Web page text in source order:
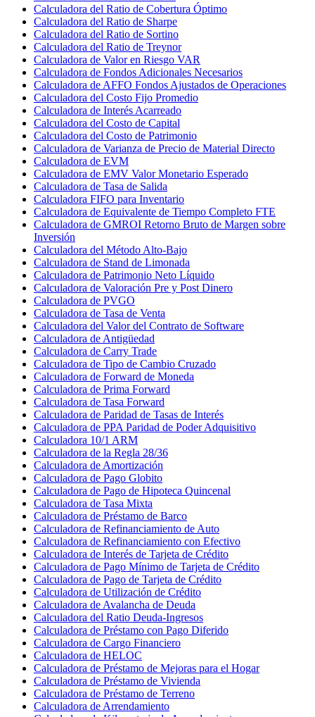
Calculadora del Ratio de Cobertura Óptimo
Calculadora del Ratio de Sharpe
Calculadora del Ratio de Sortino
Calculadora del Ratio de Treynor
Calculadora de Valor en Riesgo VAR
Calculadora de Fondos Adicionales Necesarios
Calculadora de AFFO Fondos Ajustados de Operaciones
Calculadora del Costo Fijo Promedio
Calculadora de Interés Acarreado
Calculadora del Costo de Capital
Calculadora del Costo de Patrimonio
Calculadora de Varianza de Precio de Material Directo
Calculadora de EVM
Calculadora de EMV Valor Monetario Esperado
Calculadora de Tasa de Salida
Calculadora FIFO para Inventario
Calculadora de Equivalente de Tiempo Completo FTE
Calculadora de GMROI Retorno Bruto de Margen sobre
Inversión
Calculadora del Método Alto-Bajo
Calculadora de Stand de Limonada
Calculadora de Patrimonio Neto Líquido
Calculadora de Valoración Pre y Post Dinero
Calculadora de PVGO
Calculadora de Tasa de Venta
Calculadora del Valor del Contrato de Software
Calculadora de Antigüedad
Calculadora de Carry Trade
Calculadora de Tipo de Cambio Cruzado
Calculadora de Forward de Moneda
Calculadora de Prima Forward
Calculadora de Tasa Forward
Calculadora de Paridad de Tasas de Interés
Calculadora de PPA Paridad de Poder Adquisitivo
Calculadora 10/1 ARM
Calculadora de la Regla 28/36
Calculadora de Amortización
Calculadora de Pago Globito
Calculadora de Pago de Hipoteca Quincenal
Calculadora de Tasa Mixta
Calculadora de Préstamo de Barco
Calculadora de Refinanciamiento de Auto
Calculadora de Refinanciamiento con Efectivo
Calculadora de Interés de Tarjeta de Crédito
Calculadora de Pago Mínimo de Tarjeta de Crédito
Calculadora de Pago de Tarjeta de Crédito
Calculadora de Utilización de Crédito
Calculadora de Avalancha de Deuda
Calculadora del Ratio Deuda-Ingresos
Calculadora de Préstamo con Pago Diferido
Calculadora de Cargo Financiero
Calculadora de HELOC
Calculadora de Préstamo de Mejoras para el Hogar
Calculadora de Préstamo de Vivienda
Calculadora de Préstamo de Terreno
Calculadora de Arrendamiento